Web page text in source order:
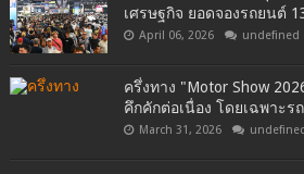
เศรษฐกิจ ยอดจองรถยนต์
April 06, 2026 undefined
ครึ่งทาง "Motor Show
คึกคักต่อเนื่อง โดยเฉพาะร
March 31, 2026 undefined